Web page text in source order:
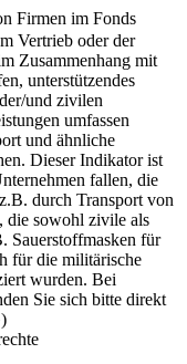
Firmen im Fonds
Vertrieb oder der
Zusammenhang mit
unterstützendes
und zivilen
umfassen
und ähnliche
Dieser Indikator ist
fallen, die
durch Transport von
die sowohl zivile als
Sauerstoffmasken für
für die militärische
wurden. Bei
Sie sich bitte direkt